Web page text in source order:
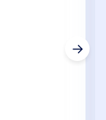
→